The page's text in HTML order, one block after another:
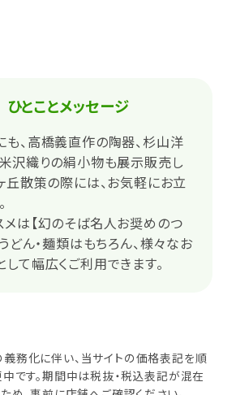
ひとことメッセージ
、高橋義直作の陶器、杉山洋
沢織りの絹小物も展示販売し
丘散策の際には、お気軽にお立
は【幻のそば名人お奨めのつ
うどん・麺類はもちろん、様々なお
て幅広くご利用できます。
務化に伴い、当サイトの価格表記を順
です。期間中は税抜・税込表記が混在